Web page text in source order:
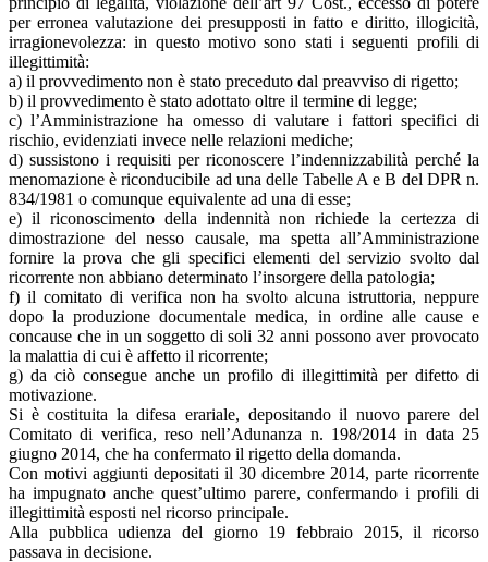
per erronea valutazione dei presupposti in fatto e diritto, illogicità,
irragionevolezza: in questo motivo sono stati i seguenti profili di
illegittimità:
a) il provvedimento non è stato preceduto dal preavviso di rigetto;
b) il provvedimento è stato adottato oltre il termine di legge;
c) l’Amministrazione ha omesso di valutare i fattori specifici di
rischio, evidenziati invece nelle relazioni mediche;
d) sussistono i requisiti per riconoscere l’indennizzabilità perché la
menomazione è riconducibile ad una delle Tabelle A e B del DPR n.
834/1981 o comunque equivalente ad una di esse;
e) il riconoscimento della indennità non richiede la certezza di
dimostrazione del nesso causale, ma spetta all’Amministrazione
fornire la prova che gli specifici elementi del servizio svolto dal
ricorrente non abbiano determinato l’insorgere della patologia;
f) il comitato di verifica non ha svolto alcuna istruttoria, neppure
dopo la produzione documentale medica, in ordine alle cause e
concause che in un soggetto di soli 32 anni possono aver provocato
la malattia di cui è affetto il ricorrente;
g) da ciò consegue anche un profilo di illegittimità per difetto di
motivazione.
Si è costituita la difesa erariale, depositando il nuovo parere del
Comitato di verifica, reso nell’Adunanza n. 198/2014 in data 25
giugno 2014, che ha confermato il rigetto della domanda.
Con motivi aggiunti depositati il 30 dicembre 2014, parte ricorrente
ha impugnato anche quest’ultimo parere, confermando i profili di
illegittimità esposti nel ricorso principale.
Alla pubblica udienza del giorno 19 febbraio 2015, il ricorso
passava in decisione.